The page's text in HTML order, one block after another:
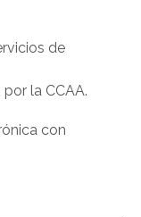
de
la CCAA.
con